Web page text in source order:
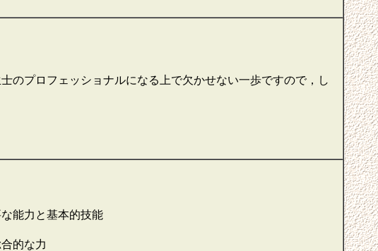
のプロフェッショナルになる上で欠かせない一歩ですので，し
能力と基本的技能
的な力